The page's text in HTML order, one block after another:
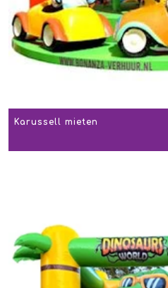
Karussell mieten